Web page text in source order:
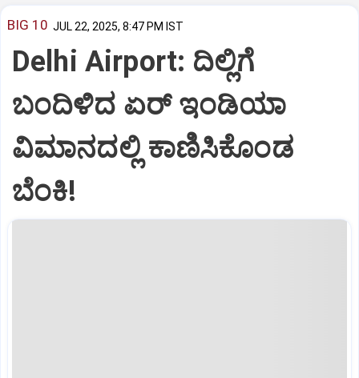
BIG 10 JUL 22, 2025, 8:47 PM IST
Delhi Airport: ದಿಲ್ಲಿಗೆ
ಬಂದಿಳಿದ ಏರ್‌ ಇಂಡಿಯಾ
ವಿಮಾನದಲ್ಲಿ ಕಾಣಿಸಿಕೊಂಡ
ಬೆಂಕಿ!